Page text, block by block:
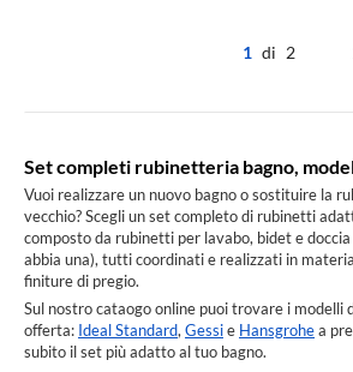
1 di 2
Set completi rubinetteria bagno,
Vuoi realizzare un nuovo bagno o sostituire la
vecchio? Scegli un set completo di rubinetti
composto da rubinetti per lavabo, bidet e
abbia una), tutti coordinati e realizzati in
finiture di pregio.
Sul nostro cataogo online puoi trovare i modelli
offerta: Ideal Standard, Gessie Hansgrohea
subito il set più adatto al tuo bagno.